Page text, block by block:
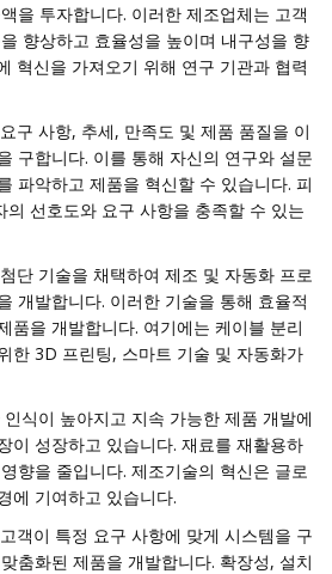
을 투자합니다. 이러한 제조업체는 고객
향상하고 효율성을 높이며 내구성을 향
혁신을 가져오기 위해 연구 기관과 협력
구 사항, 추세, 만족도 및 제품 품질을 이
구합니다. 이를 통해 자신의 연구와 설문
파악하고 제품을 혁신할 수 있습니다. 피
의 선호도와 요구 사항을 충족할 수 있는
단 기술을 채택하여 제조 및 자동화 프로
개발합니다. 이러한 기술을 통해 효율적
품을 개발합니다. 여기에는 케이블 분리
한 3D 프린팅, 스마트 기술 및 자동화가
식이 높아지고 지속 가능한 제품 개발에
이 성장하고 있습니다. 재료를 재활용하
향을 줄입니다. 제조기술의 혁신은 글로
에 기여하고 있습니다.
객이 특정 요구 사항에 맞게 시스템을 구
춤화된 제품을 개발합니다. 확장성, 설치